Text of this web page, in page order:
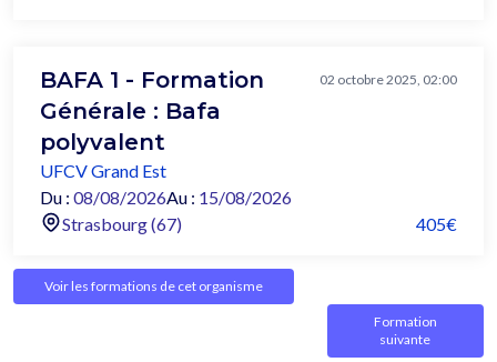
BAFA 1 - Formation
Générale : Bafa
polyvalent
02 octobre 2025, 02:00
UFCV Grand Est
Du : 08/08/2026Au : 15/08/2026
Strasbourg (67)
405€
Voir les formations de cet organisme
Formation
suivante